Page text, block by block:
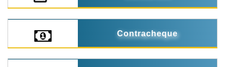
Contracheque